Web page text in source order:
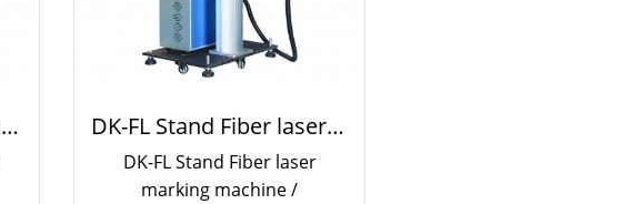
DK-FL Cabinet Fiber laser marking machine DK-FL Stand Fiber laser marking machine
DK-FL Stand Fiber laser
marking machine /